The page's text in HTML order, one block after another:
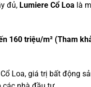
đủ, Lumiere Cổ Loa là
160 triệu/m² (Tham
Loa, giá trị bất động